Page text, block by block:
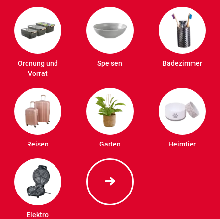
Ordnung und
Vorrat
Speisen Badezimmer
Reisen Garten Heimtier
Elektro